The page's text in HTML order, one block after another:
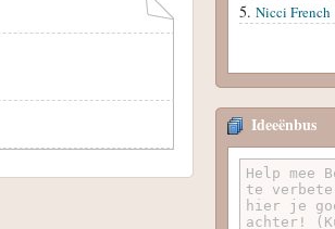
Nicci French
Ideeënbus